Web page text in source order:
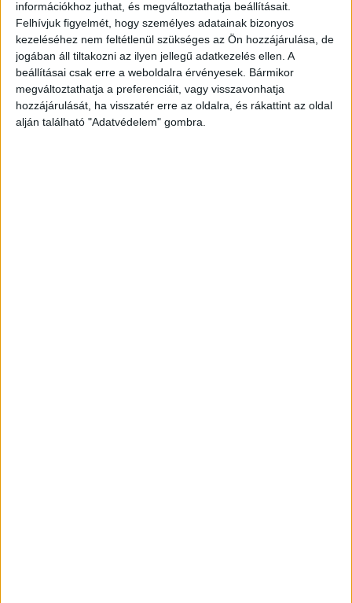
információkhoz juthat, és megváltoztathatja beállításait.
Felhívjuk figyelmét, hogy személyes adatainak bizonyos
kezeléséhez nem feltétlenül szükséges az Ön hozzájárulása, de
jogában áll tiltakozni az ilyen jellegű adatkezelés ellen. A
beállításai csak erre a weboldalra érvényesek. Bármikor
megváltoztathatja a preferenciáit, vagy visszavonhatja
hozzájárulását, ha visszatér erre az oldalra, és rákattint az oldal
alján található "Adatvédelem" gombra.
Rendőrségi műveleti terület